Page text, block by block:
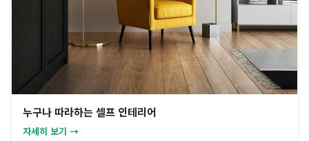
누구나 따라하는 셀프 인테리어
자세히 보기 →